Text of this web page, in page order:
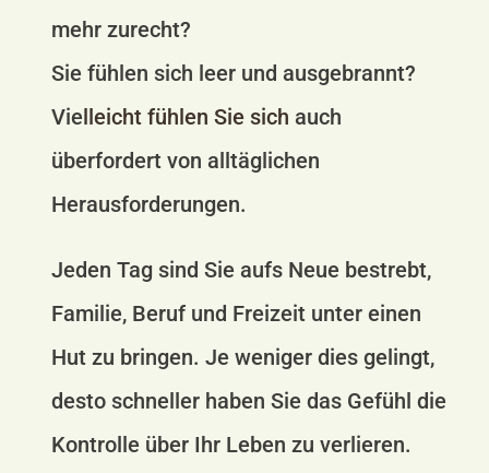
mehr zurecht?
Sie fühlen sich leer und ausgebrannt?
Vielleicht fühlen Sie sich auch
überfordert von alltäglichen
Herausforderungen.
Jeden Tag sind Sie aufs Neue bestrebt,
Familie, Beruf und Freizeit unter einen
Hut zu bringen. Je weniger dies gelingt,
desto schneller haben Sie das Gefühl die
Kontrolle über Ihr Leben zu verlieren.